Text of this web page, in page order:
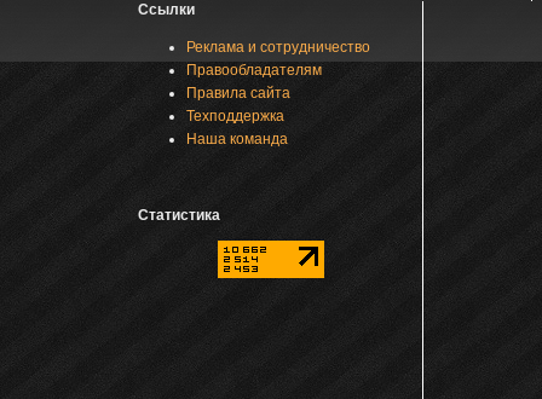
Ссылки
Реклама и сотрудничество
Правообладателям
Правила сайта
Техподдержка
Наша команда
Статистика